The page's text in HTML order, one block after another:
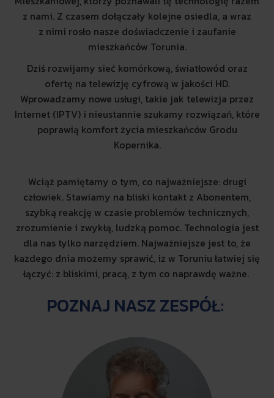
z nami. Z czasem dołączały kolejne osiedla, a wraz
z nimi rosło nasze doświadczenie i zaufanie
mieszkańców Torunia.
Dziś rozwijamy sieć komórkową, światłowód oraz
ofertę na telewizję cyfrową w jakości HD.
Wprowadzamy nowe usługi, takie jak telewizja przez
Internet (IPTV) i nieustannie szukamy rozwiązań, które
poprawią komfort życia mieszkańców Grodu
Kopernika.
Wciąż pamiętamy o tym, co najważniejsze: drugi
człowiek. Stawiamy na bliski kontakt z Abonentem,
szybką reakcję w czasie problemów technicznych,
zrozumienie i zwykłą, ludzką pomoc. Technologia jest
dla nas tylko narzędziem. Najważniejsze jest to, że
każdego dnia możemy sprawić, iż w Toruniu łatwiej się
łączyć: z bliskimi, pracą, z tym co naprawdę ważne.
POZNAJ NASZ ZESPÓŁ: